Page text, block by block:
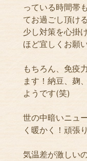
っている時間帯
てお過ごし頂け
少し対策を心掛
ほど宜しくお願
もちろん、免疫
ます！納豆、麹
ようです(笑)
世の中暗いニュ
く暖かく！頑張
気温差が激しい